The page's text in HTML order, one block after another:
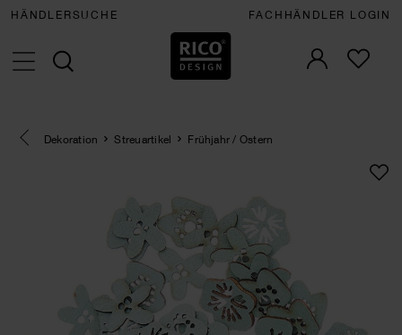
HÄNDLERSUCHE FACHHÄNDLER LOGIN
Eine Kategorie zurück navigieren
Dekoration Streuartikel Frühjahr / Ostern